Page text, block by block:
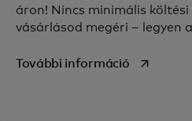
áron! Nincs minimális költési
vásárlásod megéri – legyen
További információopens in a